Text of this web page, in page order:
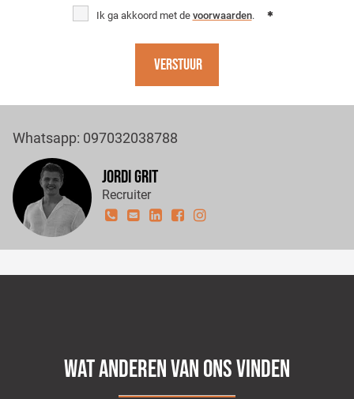
Whatsapp: 097032038788
Jordi Grit
Recruiter
Ik ga akkoord met de voorwaarden.
Verstuur
WAT ANDEREN VAN ONS VINDEN